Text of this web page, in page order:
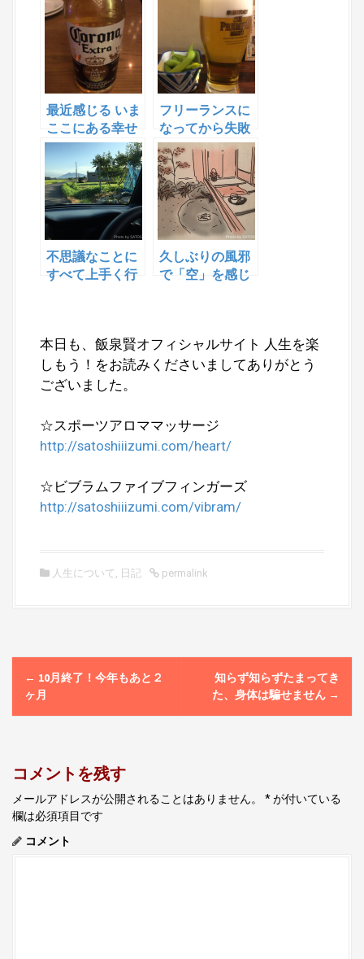
最近感じる いま
ここにある幸せ
フリーランスに
なってから失敗
したこと①
不思議なことに
すべて上手く行
久しぶりの風邪
で「空」を感じ
本日も、飯泉賢オフィシャルサイト 人生を楽
しもう！をお読みくださいましてありがとう
ございました。
☆スポーツアロママッサージ
http://satoshiiizumi.com/heart/
☆ビブラムファイブフィンガーズ
http://satoshiiizumi.com/vibram/
人生について 日記 permalink
s
a
v
i
g
← 10月終了！今年もあと２
ヶ月
知らず知らずたまってき
た、身体は騙せません →
コメントを残す
メールアドレスが公開されることはありません。 *が付いている
欄は必須項目です
コメント